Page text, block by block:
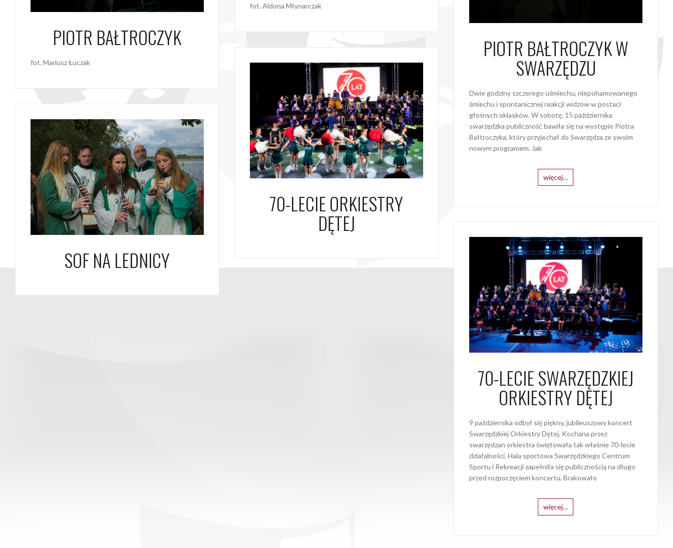
fot. Aldona Młynarczak
PIOTR BAŁTROCZYK
fot. Mariusz Łuczak
PIOTR BAŁTROCZYK W
SWARZĘDZU
Dwie godziny szczerego uśmiechu, niepohamowanego
śmiechu i spontanicznej reakcji widzów w postaci
głośnych oklasków. W sobotę, 15 października
swarzędzka publiczność bawiła się na występie Piotra
Bałtroczyka, który przyjechał do Swarzędza ze swoim
nowym programem. Jak
więcej…
70-LECIE ORKIESTRY
DĘTEJ
SOF NA LEDNICY
70-LECIE SWARZĘDZKIEJ
ORKIESTRY DĘTEJ
9 października odbył się piękny, jubileuszowy koncert
Swarzędzkiej Orkiestry Dętej. Kochana przez
swarzędzan orkiestra świętowała tak właśnie 70-lecie
działalności. Hala sportowa Swarzędzkiego Centrum
Sportu i Rekreacji zapełniła się publicznością na długo
przed rozpoczęciem koncertu. Brakowało
więcej…